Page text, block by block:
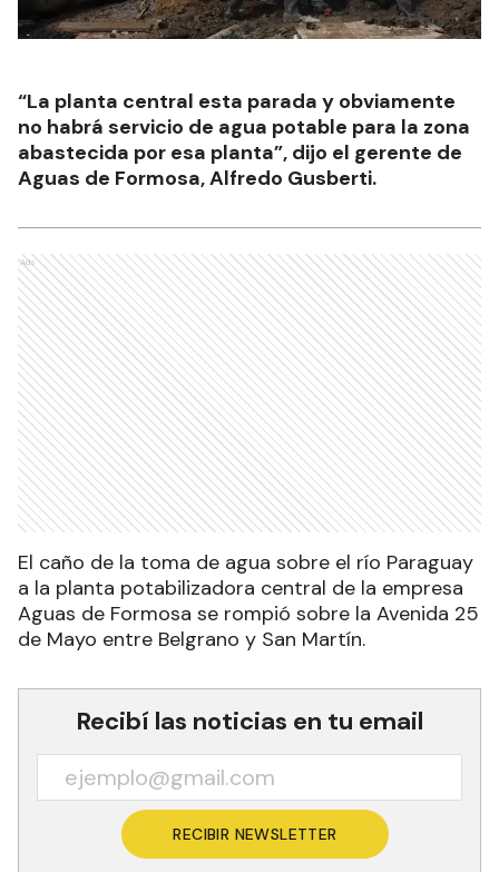
“La planta central esta parada y obviamente
no habrá servicio de agua potable para la zona
abastecida por esa planta”, dijo el gerente de
Aguas de Formosa, Alfredo Gusberti.
Ads
El caño de la toma de agua sobre el río Paraguay
a la planta potabilizadora central de la empresa
Aguas de Formosa se rompió sobre la Avenida 25
de Mayo entre Belgrano y San Martín.
Recibí las noticias en tu email
RECIBIR NEWSLETTER